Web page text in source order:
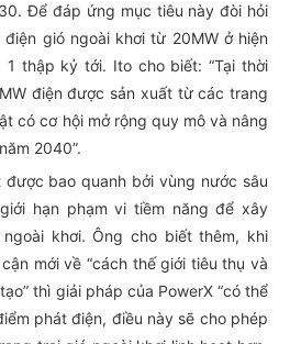
Để đáp ứng mục tiêu này đòi hỏi
gió ngoài khơi từ 20MW ở hiện
1 thập kỷ tới. Ito cho biết: “Tại thời
điện được sản xuất từ các trang
có cơ hội mở rộng quy mô và nâng
2040”.
bao quanh bởi vùng nước sâu
hạn phạm vi tiềm năng để xây
khơi. Ông cho biết thêm, khi
mới về “cách thế giới tiêu thụ và
thì giải pháp của PowerX “có thể
phát điện, điều này sẽ cho phép